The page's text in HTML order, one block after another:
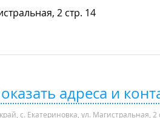
2 стр. 14
адреса и
с. Екатериновка, ул. Магистральная, 2